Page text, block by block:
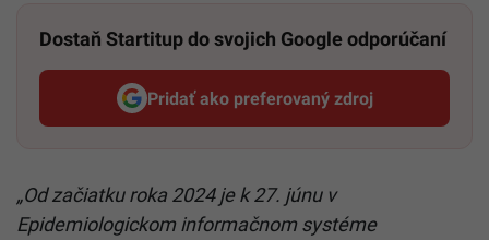
Dostaň Startitup do svojich Google odporúčaní
Pridať ako preferovaný zdroj
Startitup, odkaz sa otvorí v
„Od začiatku roka 2024 je k 27. júnu v
Epidemiologickom informačnom systéme